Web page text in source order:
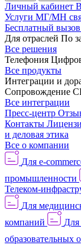
Личный кабинет
Услуги МГ/МН
Бесплатный
Для отраслей По
Все решения
Телефония
Все продукты
Интеграции и
Сопровождение
Все интеграции
Пресс-центр
Контакты
и деловая этика
Все о компании
Для e-
промышленности
Телеком-
Для
компаний
образовательных